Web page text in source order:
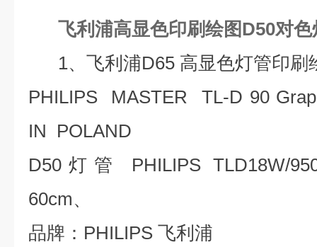
飞利浦高显色印刷绘图D50对色
1、 飞利浦D65 高显色灯管印刷
PHILIPS MASTER TL-D 90
IN POLAND
D50 灯管
PHILIPS TLD18W/
60cm、
品牌： PHILIPS 飞利浦